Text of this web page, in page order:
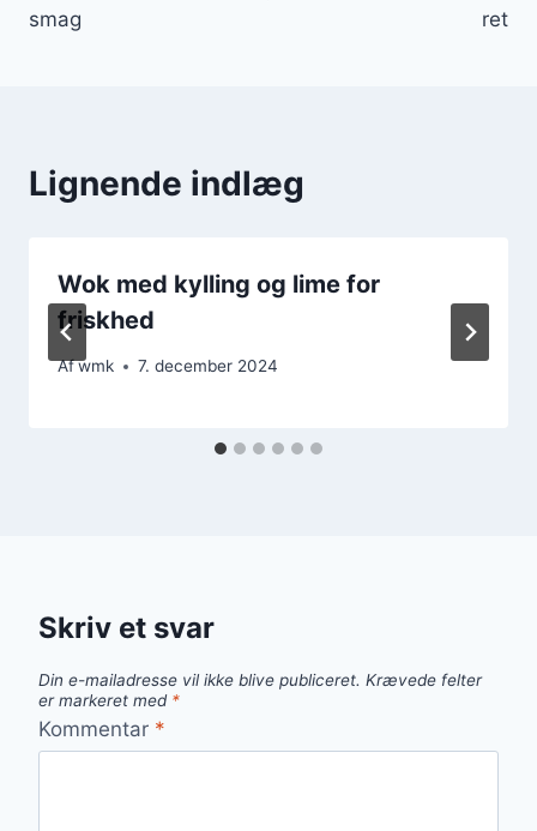
smag
ret
Lignende indlæg
Wok med kylling og lime for
friskhed
Afwmk 7. december 2024
Skriv et svar
Din e-mailadresse vil ikke blive publiceret. Krævede felter
er markeret med *
Kommentar *